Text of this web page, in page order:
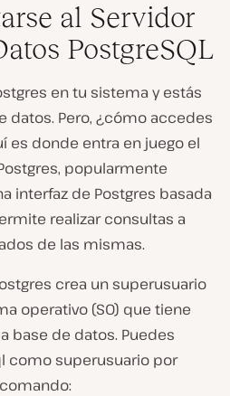
al Servidor
PostgreSQL
en tu sistema y estás
datos. Pero, ¿cómo accedes
es donde entra en juego el
popularmente
interfaz de Postgres basada
realizar consultas a
de las mismas.
crea un superusuario
operativo (SO) que tiene
base de datos. Puedes
como superusuario por